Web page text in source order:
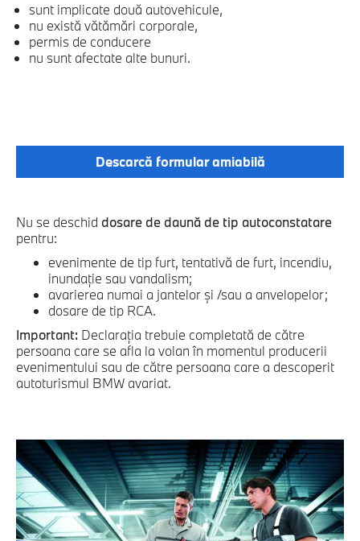
sunt implicate două autovehicule,
nu există vătămări corporale,
permis de conducere
nu sunt afectate alte bunuri.
Descarcă formular amiabilă
Nu se deschid dosare de daună de tip autoconstatare
pentru:
evenimente de tip furt, tentativă de furt, incendiu,
inundație sau vandalism;
avarierea numai a jantelor și /sau a anvelopelor;
dosare de tip RCA.
Important: Declarația trebuie completată de către
persoana care se afla la volan în momentul producerii
evenimentului sau de către persoana care a descoperit
autoturismul BMW avariat.